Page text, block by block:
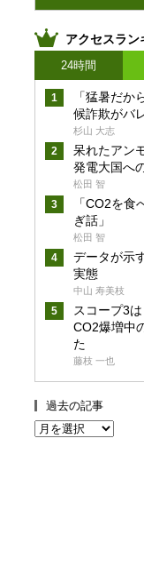
アクセスラン
24時間
「猛暑だか
候詐欺がバ
杉山 大志
呆れたアン
発電大国へ
松田 智
「CO2を食
ぎ話」
松田 智
データが示
実態
中山 寿美枝
スコープ3
CO2爆増中
た
藤枝 一也
過去の記事